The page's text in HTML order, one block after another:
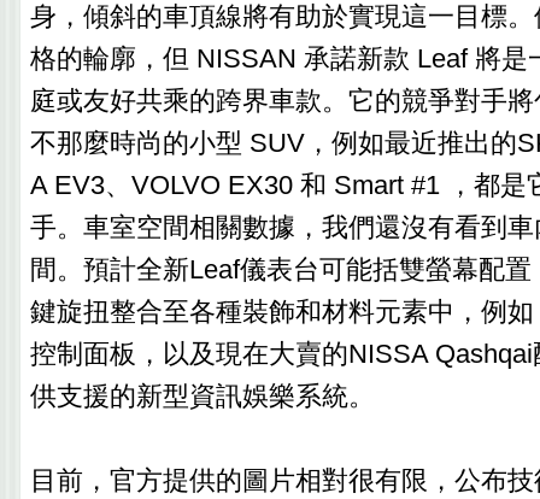
身，傾斜的車頂線將有助於實現這一目標
格的輪廓，但 NISSAN 承諾新款 Leaf 將是
庭或友好共乘的跨界車款。它的競爭對手
不那麼時尚的小型 SUV，例如最近推出的
A EV3、VOLVO EX30 和 Smart #1 ，都是
手。車室空間相關數據，我們還沒有看到
間。預計全新Leaf儀表台可能括雙螢幕配
鍵旋扭整合至各種裝飾和材料元素中，例
控制面板，以及現在大賣的NISSA
供支援的新型資訊娛樂系統。
目前，官方提供的圖片相對很有限，公布